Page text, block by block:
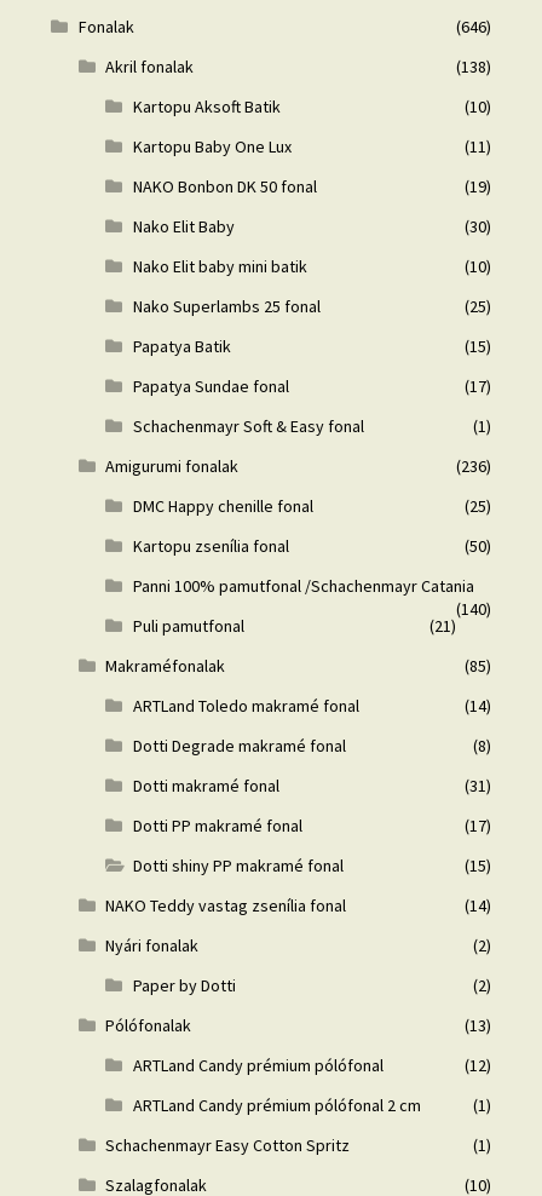
Fonalak
(646)
Akril fonalak
(138)
Kartopu Aksoft Batik
(10)
Kartopu Baby One Lux
(11)
NAKO Bonbon DK 50 fonal
(19)
Nako Elit Baby
(30)
Nako Elit baby mini batik
(10)
Nako Superlambs 25 fonal
(25)
Papatya Batik
(15)
Papatya Sundae fonal
(17)
Schachenmayr Soft & Easy fonal
(1)
Amigurumi fonalak
(236)
DMC Happy chenille fonal
(25)
Kartopu zsenília fonal
(50)
Panni 100% pamutfonal /Schachenmayr Catania
(140)
Puli pamutfonal
(21)
Makraméfonalak
(85)
ARTLand Toledo makramé fonal
(14)
Dotti Degrade makramé fonal
(8)
Dotti makramé fonal
(31)
Dotti PP makramé fonal
(17)
Dotti shiny PP makramé fonal
(15)
NAKO Teddy vastag zsenília fonal
(14)
Nyári fonalak
(2)
Paper by Dotti
(2)
Pólófonalak
(13)
ARTLand Candy prémium pólófonal
(12)
ARTLand Candy prémium pólófonal 2 cm
(1)
Schachenmayr Easy Cotton Spritz
(1)
Szalagfonalak
(10)